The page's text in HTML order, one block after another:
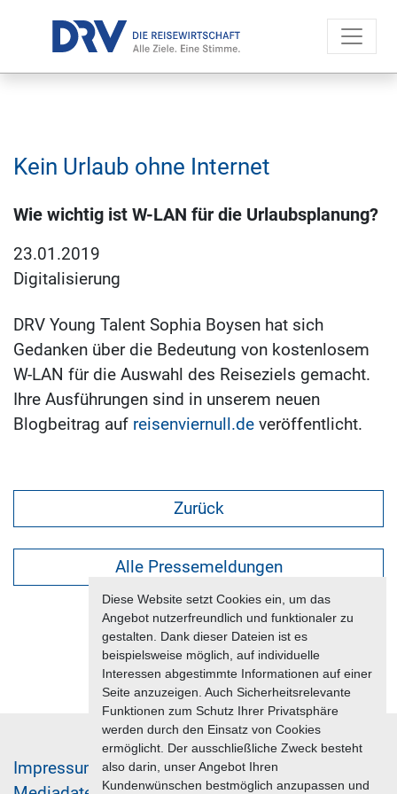
Diese Website setzt Cookies ein, um das
Angebot nutzerfreundlich und funktionaler zu
gestalten. Dank dieser Dateien ist es
beispielsweise möglich, auf individuelle
Interessen abgestimmte Informationen auf einer
Seite anzuzeigen. Auch Sicherheitsrelevante
Funktionen zum Schutz Ihrer Privatsphäre
werden durch den Einsatz von Cookies
ermöglicht. Der ausschließliche Zweck besteht
also darin, unser Angebot Ihren
Kundenwünschen bestmöglich anzupassen und
Kein Urlaub ohne Internet
Wie wichtig ist W-LAN für die Urlaubsplanung?
23.01.2019
Digitalisierung
DRV Young Talent Sophia Boysen hat sich
Gedanken über die Bedeutung von kostenlosem
W-LAN für die Auswahl des Reiseziels gemacht.
Ihre Ausführungen sind in unserem neuen
Blogbeitrag auf reisenviernull.de veröffentlicht.
Zurück
Alle Pressemeldungen
Im­pres­sum & Da­ten­schutz